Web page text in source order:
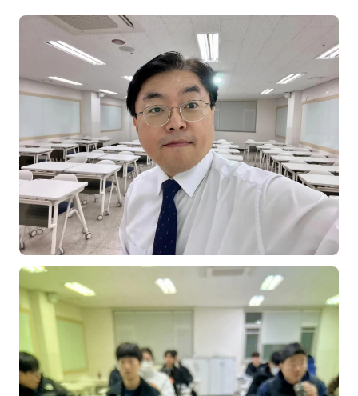
🤲 협력강사 과정
📈 B2B 마케팅
🤖 AI 실무
🧭 기획·전략 1
강사
김종혁
김경태
김소연
김의중